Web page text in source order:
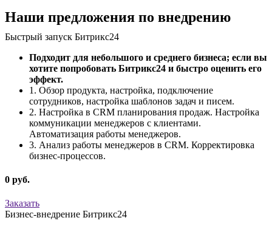
Наши предложения по внедрению
Быстрый запуск Битрикс24
Подходит для небольшого и среднего бизнеса; если вы
хотите попробовать Битрикс24 и быстро оценить его
эффект.
1. Обзор продукта, настройка, подключение
сотрудников, настройка шаблонов задач и писем.
2. Настройка в CRM планирования продаж. Настройка
коммуникации менеджеров с клиентами.
Автоматизация работы менеджеров.
3. Анализ работы менеджеров в CRM. Корректировка
бизнес-процессов.
0 руб.
Заказать
Бизнес-внедрение Битрикс24